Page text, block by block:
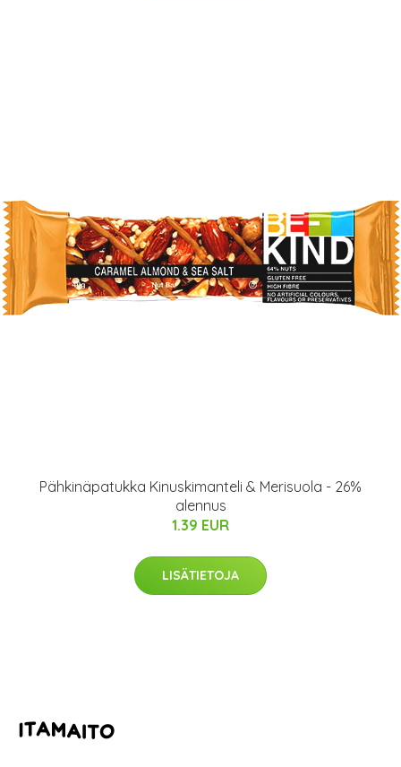
Pähkinäpatukka Kinuskimanteli & Merisuola - 26%
alennus
1.39 EUR
LISÄTIETOJA